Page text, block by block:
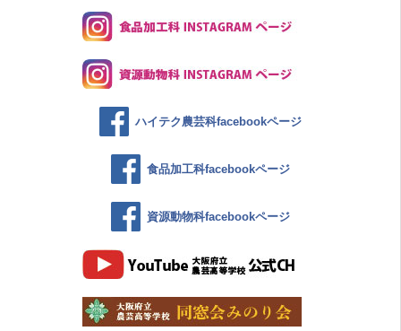
ハイテク農芸科facebookページ
食品加工科facebookページ
資源動物科facebookページ